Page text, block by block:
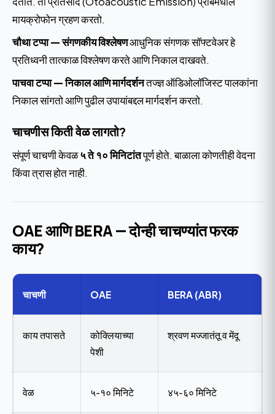
मायक्रोफोन ग्रहण करतो.
चौथा टप्पा — संगणकीय विश्लेषणआधुनिक संगणक सॉफ्टवेअर हे
प्रतिध्वनी तात्काळ विश्लेषण करते आणि निकाल दाखवते.
पाचवा टप्पा — निकाल आणि मार्गदर्शनतज्ज्ञ ऑडिओलॉजिस्ट पालकांना
निकाल सांगतो आणि पुढील उपायांबद्दल मार्गदर्शन करतो.
चाचणीस किती वेळ लागतो?
संपूर्ण चाचणी केवळ५ ते १० मिनिटांतपूर्ण होते. बाळाला कोणतीही वेदना
किंवा त्रास होत नाही.
OAE आणि BERA — दोन्ही चाचण्यांत फरक
काय?
चाचणी OAE BERA (ABR)
काय तपासते
कोक्लियाच्या
पेशी
श्रवण मज्जातंतू व मेंदू
वेळ ५-१० मिनिटे ४५-६० मिनिटे